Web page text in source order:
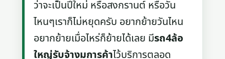
ว่าจะเป็นปีใหม่ หรือสงกรานต์ หรือวัน
ไหนๆเราก็ไม่หยุดครับ อยากย้ายวันไหน
อยากย้ายเมื่อไหร่ก็ย้ายได้เลย มีรถ4ล้อ
ใหญ่รับจ้างมการค้าไว้บริการตลอด